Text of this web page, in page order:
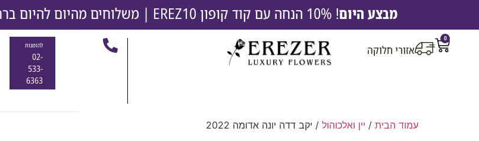
מבצע היום! 10% הנחה עם קוד קופון EREZ10 | משלוחים מהיום להיום ברחבי
אזורי חלוקה
0
להזמנות
02-
533-
6363
עמוד הבית / יין ואלכוהול / יקב דדה יונה אדומה 2022